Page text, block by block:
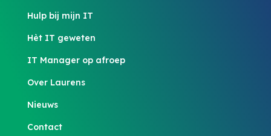
Hulp bij mijn IT
Hèt IT geweten
IT Manager op afroep
Over Laurens
Nieuws
Contact